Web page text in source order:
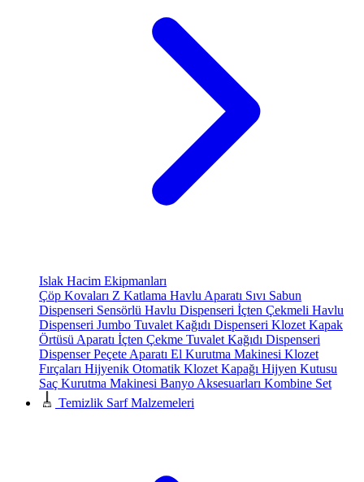
Islak Hacim Ekipmanları
Çöp Kovaları Z Katlama Havlu Aparatı Sıvı Sabun
Dispenseri Sensörlü Havlu Dispenseri İçten Çekmeli Havlu
Dispenseri Jumbo Tuvalet Kağıdı Dispenseri Klozet Kapak
Örtüsü Aparatı İçten Çekme Tuvalet Kağıdı Dispenseri
Dispenser Peçete Aparatı El Kurutma Makinesi Klozet
Fırçaları Hijyenik Otomatik Klozet Kapağı Hijyen Kutusu
Saç Kurutma Makinesi Banyo Aksesuarları Kombine Set
Temizlik Sarf Malzemeleri